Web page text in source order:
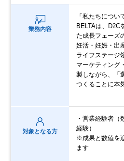
業務内容
「私たちについ
BELTAは、D2C
た成⾧フェーズ
妊活・妊娠・出
ライフステージ
マーケティング
製しながら、「
つくることに本
対象となる方
・営業経験者（
経験）
※成果と数値を
ます